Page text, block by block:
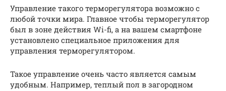
Управление такого терморегулятора возможно с
любой точки мира. Главное чтобы терморегулятор
был в зоне действия Wi-fi, а на вашем смартфоне
установлено специальное приложения для
управления терморегулятором.
Такое управление очень часто является самым
удобным. Например, теплый пол в загородном